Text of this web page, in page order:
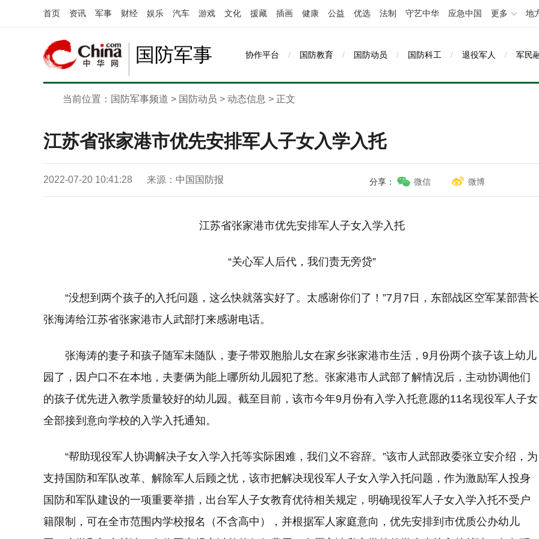
首页 资讯 军事 财经 娱乐 汽车 游戏 文化 援藏 插画 健康 公益 优选 法制 守艺中华 应急中国 更多 地
国防军事 协作平台 / 国防教育 / 国防动员 / 国防科工 / 退役军人 / 军民
当前位置： 国防军事频道 > 国防动员 > 动态信息 > 正文
江苏省张家港市优先安排军人子女入学入托
2022-07-20 10:41:28 来源： 中国国防报 分享： 微信 微博
江苏省张家港市优先安排军人子女入学入托
“关心军人后代，我们责无旁贷”
“没想到两个孩子的入托问题，这么快就落实好了。太感谢你们了！”7月7日，东部战区空军某部营长
张海涛给江苏省张家港市人武部打来感谢电话。
张海涛的妻子和孩子随军未随队，妻子带双胞胎儿女在家乡张家港市生活，9月份两个孩子该上幼儿
园了，因户口不在本地，夫妻俩为能上哪所幼儿园犯了愁。张家港市人武部了解情况后，主动协调他们
的孩子优先进入教学质量较好的幼儿园。截至目前，该市今年9月份有入学入托意愿的11名现役军人子女
全部接到意向学校的入学入托通知。
“帮助现役军人协调解决子女入学入托等实际困难，我们义不容辞。”该市人武部政委张立安介绍，为
支持国防和军队改革、解除军人后顾之忧，该市把解决现役军人子女入学入托问题，作为激励军人投身
国防和军队建设的一项重要举措，出台军人子女教育优待相关规定，明确现役军人子女入学入托不受户
籍限制，可在全市范围内学校报名（不含高中），并根据军人家庭意向，优先安排到市优质公办幼儿